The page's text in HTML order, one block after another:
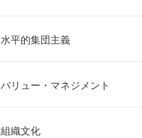
水平的集団主義
バリュー・マネジメント
組織文化